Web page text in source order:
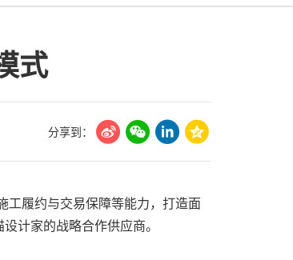
碳中和
美国临床肿瘤学会(ASCO)
娱乐时尚与艺术
新加坡
式
分享到：
工履约与交易保障等能力，打造面
计家的战略合作供应商。